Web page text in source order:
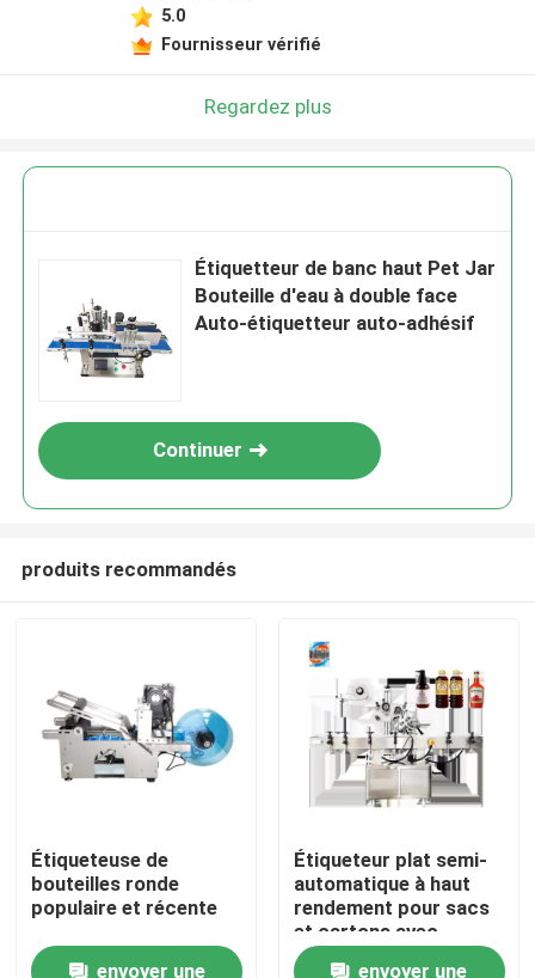
Produits
À propos de nous
5.0
Fournisseur vérifié
Regardez plus
Étiquetteur de banc haut Pet Jar
Bouteille d'eau à double face
Auto-étiquetteur auto-adhésif
Continuer
produits recommandés
Étiqueteuse de
bouteilles ronde
populaire et récente
envoyer une
Étiqueteur plat semi-
automatique à haut
rendement pour sacs
et cartons avec
estampage à feuille
envoyer une